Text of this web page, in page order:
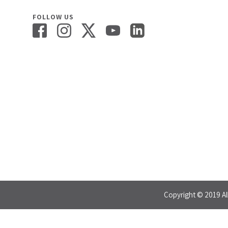
FOLLOW US
Copyright © 2019